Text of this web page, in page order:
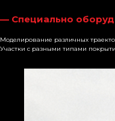
— Специально
Моделирование различных
Участки с разными типами